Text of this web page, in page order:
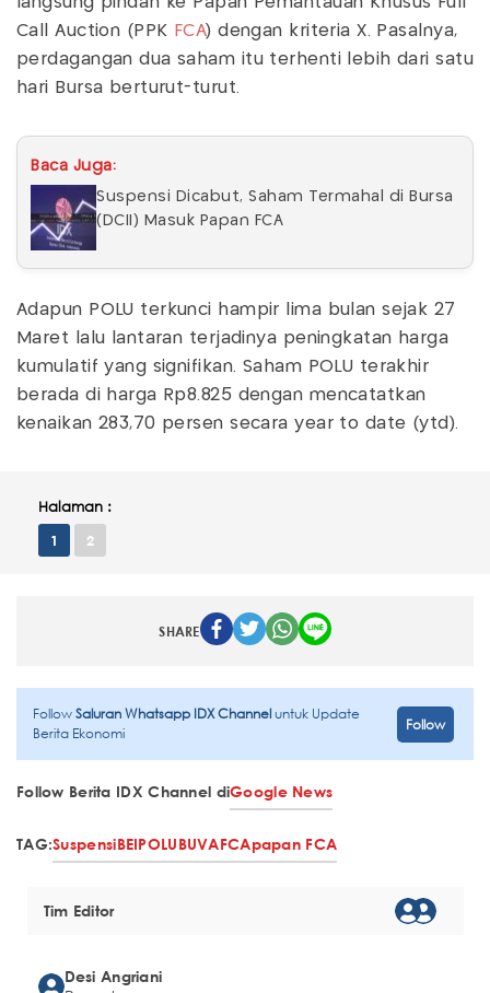
Call Auction (PPK FCA) dengan kriteria X. Pasalnya,
perdagangan dua saham itu terhenti lebih dari satu
hari Bursa berturut-turut.
Baca Juga:
Suspensi Dicabut, Saham Termahal di Bursa
(DCII) Masuk Papan FCA
Adapun POLU terkunci hampir lima bulan sejak 27
Maret lalu lantaran terjadinya peningkatan harga
kumulatif yang signifikan. Saham POLU terakhir
berada di harga Rp8.825 dengan mencatatkan
kenaikan 283,70 persen secara year to date (ytd).
Halaman :
1 2
SHARE
FollowSaluran Whatsapp IDX Channeluntuk Update
Berita Ekonomi
Follow
Follow Berita IDX Channel diGoogle News
TAG:SuspensiBEIPOLUBUVAFCApapan FCA
Tim Editor
Desi Angriani